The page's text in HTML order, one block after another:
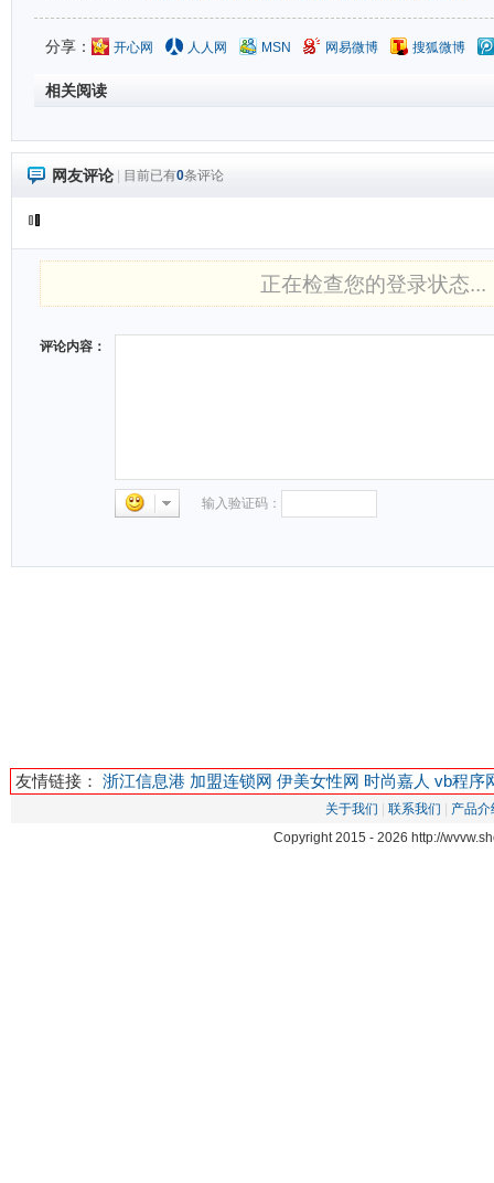
分享： 开心网 人人网 MSN 网易微博 搜狐微博
相关阅读
网友评论 目前已有0条评论
正在检查您的登录状态...
评论内容：
输入验证码：
友情链接： 浙江信息港 加盟连锁网 伊美女性网 时尚嘉人 vb程序
关于我们 联系我们
产品介
Copyright 2015 - 2026 http://